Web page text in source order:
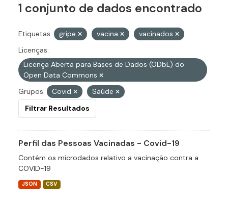
1 conjunto de dados encontrado
Etiquetas: gripe vacina
vacinados
Licenças:
Licença Aberta para Bases de Dados (ODbL) do
Open Data Commons
Grupos:
Covid
Saúde
Filtrar Resultados
Perfil das Pessoas Vacinadas - Covid-19
Contém os microdados relativo a vacinação contra a
COVID-19
JSON CSV